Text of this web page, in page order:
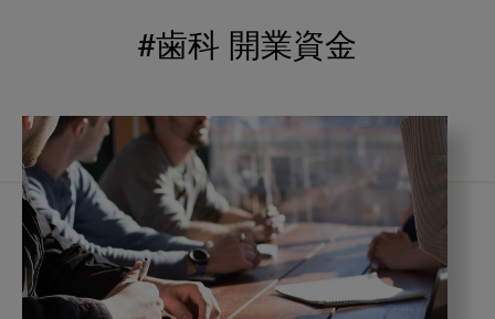
海外歯科事情 咬合の変化
口腔機能発達不全症
いちき歯科 スウェーデン
歯周病 鼻うがい
内科 歯科 内科医師
#歯科 開業資金